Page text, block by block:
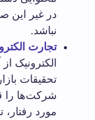
در غیر این
نباشد.
تجارت
تحقیقات
شرکت‌ها را
مورد